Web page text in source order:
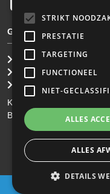
GENERAL TERMS &
General Brokerage
Privacy statement
Disclaimer
KvK: 34.275.484
BTW Nr: NL 0022 8752
STRIKT
PRESTATIE
TARGETING
FUNCTIONEEL
NIET-
ALLES
ALLES
DETAILS